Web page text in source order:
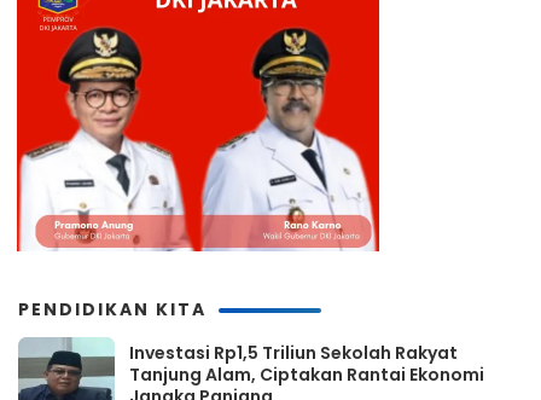
PENDIDIKAN KITA
Investasi Rp1,5 Triliun Sekolah Rakyat
Tanjung Alam, Ciptakan Rantai Ekonomi